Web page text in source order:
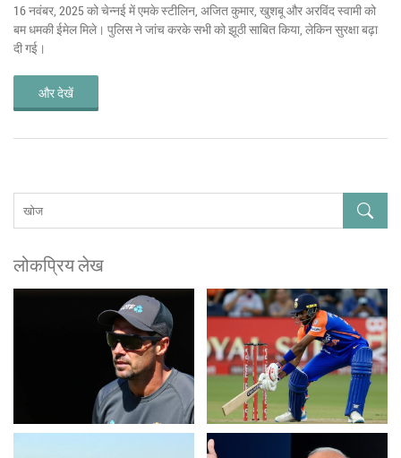
16 नवंबर, 2025 को चेन्नई में एमके स्टीलिन, अजित कुमार, खुशबू और अरविंद स्वामी को
बम धमकी ईमेल मिले। पुलिस ने जांच करके सभी को झूठी साबित किया, लेकिन सुरक्षा बढ़ा
दी गई।
और देखें
लोकप्रिय लेख